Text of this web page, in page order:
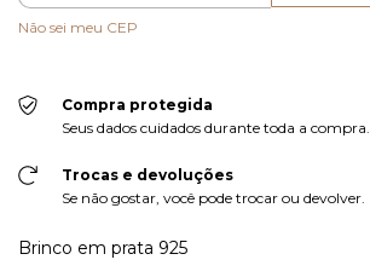
Não sei meu CEP
Compra protegida
Seus dados cuidados durante toda a compra.
Trocas e devoluções
Se não gostar, você pode trocar ou devolver.
Brinco em prata 925